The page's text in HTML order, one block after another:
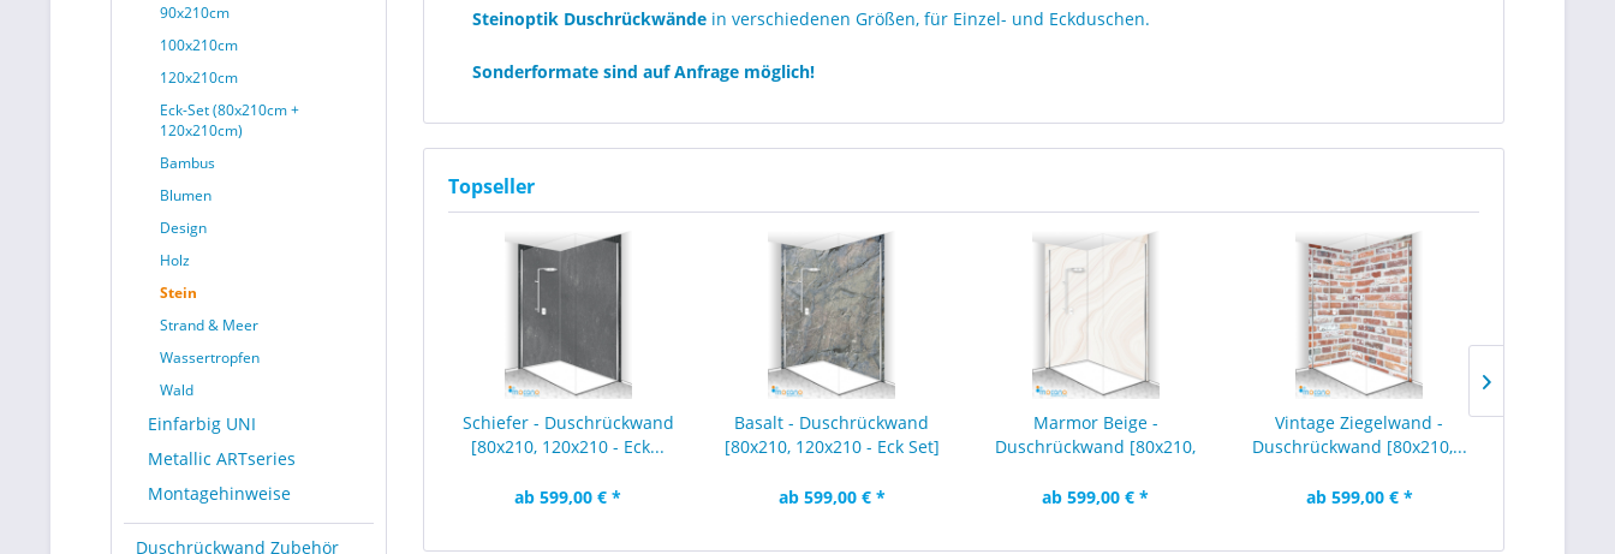
90x210cm
100x210cm
120x210cm
Eck-Set (80x210cm +
120x210cm)
Bambus
Blumen
Design
Holz
Stein
Strand & Meer
Wassertropfen
Wald
Einfarbig UNI
Metallic ARTseries
Montagehinweise
Duschrückwand Zubehör
Steinoptik Duschrückwände in verschiedenen Größen, für Einzel- und Eckduschen.
Sonderformate sind auf Anfrage möglich!
Topseller
Schiefer - Duschrückwand
[80x210, 120x210 - Eck...
ab 599,00 € *
Basalt - Duschrückwand
[80x210, 120x210 - Eck Set]
ab 599,00 € *
Marmor Beige -
Duschrückwand [80x210,
ab 599,00 € *
Vintage Ziegelwand -
Duschrückwand [80x210,...
ab 599,00 € *